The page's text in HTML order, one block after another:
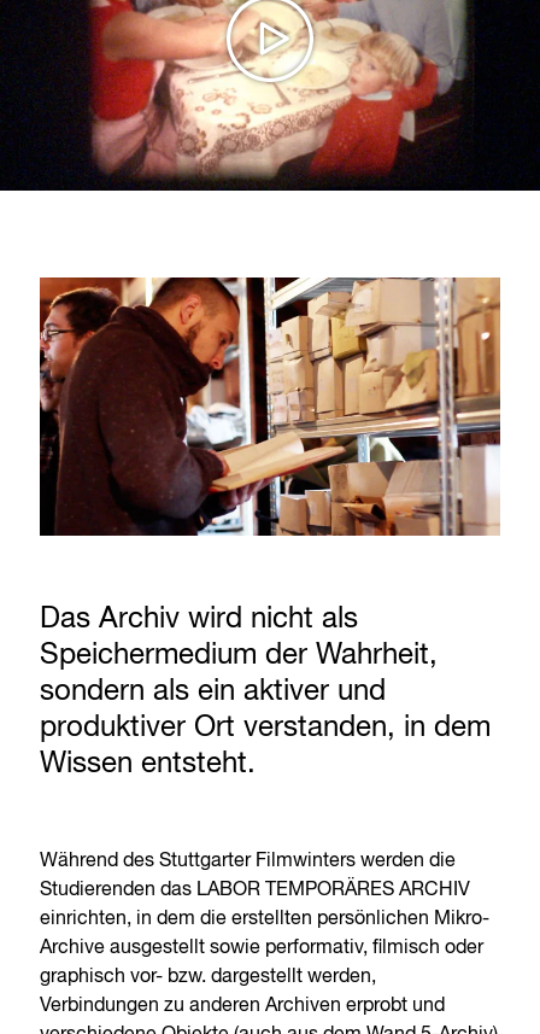
Das Archiv wird nicht als
Speichermedium der Wahrheit,
sondern als ein aktiver und
produktiver Ort verstanden, in dem
Wissen entsteht.
Während des Stuttgarter Filmwinters werden die
Studierenden das LABOR TEMPORÄRES ARCHIV
einrichten, in dem die erstellten persönlichen Mikro-
Archive ausgestellt sowie performativ, filmisch oder
graphisch vor- bzw. dargestellt werden,
Verbindungen zu anderen Archiven erprobt und